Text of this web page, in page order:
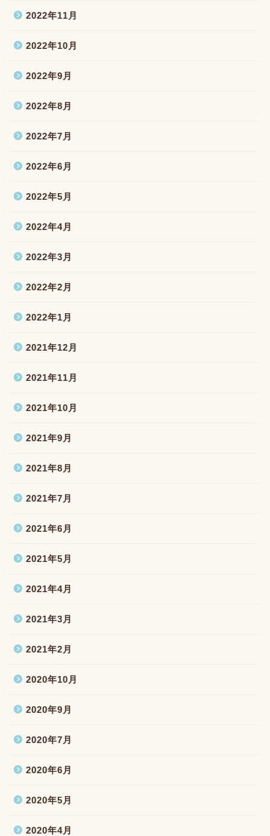
2022年11月
2022年10月
2022年9月
2022年8月
2022年7月
2022年6月
2022年5月
2022年4月
2022年3月
2022年2月
2022年1月
2021年12月
2021年11月
2021年10月
2021年9月
2021年8月
2021年7月
2021年6月
2021年5月
2021年4月
2021年3月
2021年2月
2020年10月
2020年9月
2020年7月
2020年6月
2020年5月
2020年4月